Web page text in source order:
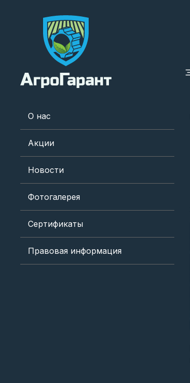
О нас
Акции
Новости
Фотогалерея
Сертификаты
Правовая информация